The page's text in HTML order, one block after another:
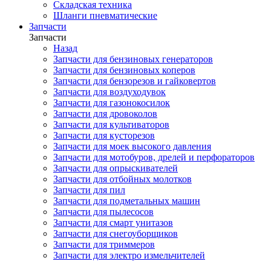
Складская техника
Шланги пневматические
Запчасти
Запчасти
Назад
Запчасти для бензиновых генераторов
Запчасти для бензиновых коперов
Запчасти для бензорезов и гайковертов
Запчасти для воздуходувок
Запчасти для газонокосилок
Запчасти для дровоколов
Запчасти для культиваторов
Запчасти для кусторезов
Запчасти для моек высокого давления
Запчасти для мотобуров, дрелей и перфораторов
Запчасти для опрыскивателей
Запчасти для отбойных молотков
Запчасти для пил
Запчасти для подметальных машин
Запчасти для пылесосов
Запчасти для смарт унитазов
Запчасти для снегоуборщиков
Запчасти для триммеров
Запчасти для электро измельчителей